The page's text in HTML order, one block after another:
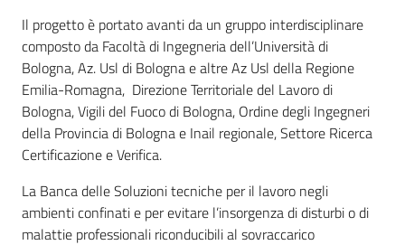
INAIL
Emilia-
Romagna
Il progetto è portato avanti da un gruppo interdisciplinare
composto da Facoltà di Ingegneria dell’Università di
Bologna, Az. Usl di Bologna e altre Az Usl della Regione
Emilia-Romagna, Direzione Territoriale del Lavoro di
Bologna, Vigili del Fuoco di Bologna, Ordine degli Ingegneri
della Provincia di Bologna e Inail regionale, Settore Ricerca
Certificazione e Verifica.
La Banca delle Soluzioni tecniche per il lavoro negli
ambienti confinati e per evitare l’insorgenza di disturbi o di
malattie professionali riconducibili al sovraccarico